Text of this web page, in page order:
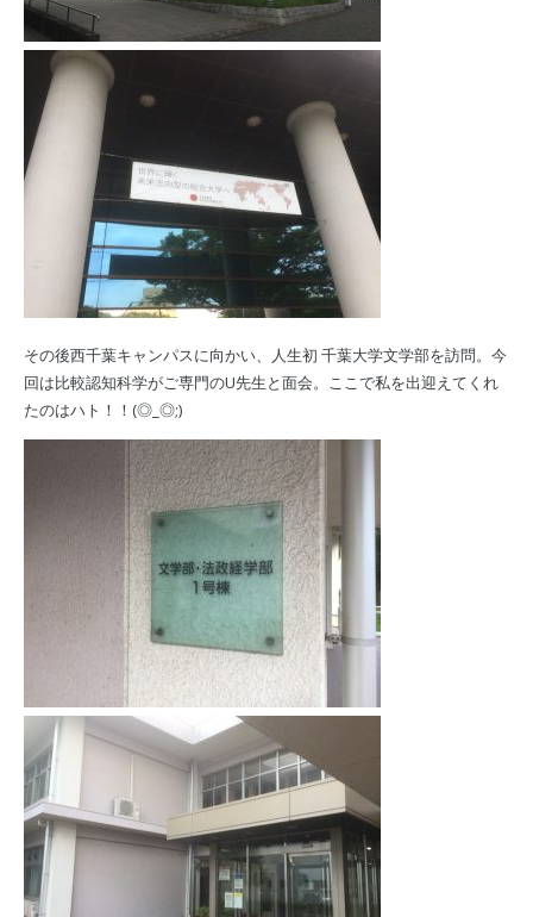
その後西千葉キャンパスに向かい、人生初 千葉大学文学部を訪問。今
回は比較認知科学がご専門のU先生と面会。ここで私を出迎えてくれ
たのはハト！！(◎_◎;)